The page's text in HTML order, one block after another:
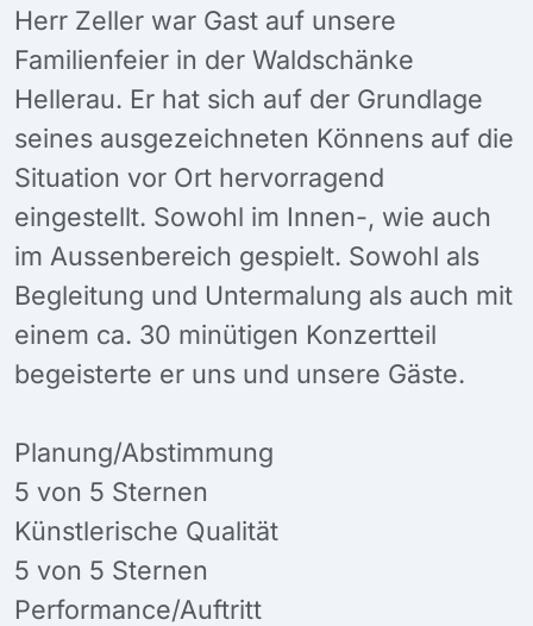
Herr Zeller war Gast auf unsere
Familienfeier in der Waldschänke
Hellerau. Er hat sich auf der Grundlage
seines ausgezeichneten Könnens auf die
Situation vor Ort hervorragend
eingestellt. Sowohl im Innen-, wie auch
im Aussenbereich gespielt. Sowohl als
Begleitung und Untermalung als auch mit
einem ca. 30 minütigen Konzertteil
begeisterte er uns und unsere Gäste.
Planung/Abstimmung
5 von 5 Sternen
Künstlerische Qualität
5 von 5 Sternen
Performance/Auftritt